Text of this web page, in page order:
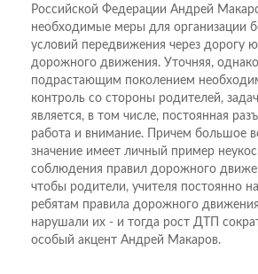
Российской Федерации Андрей
необходимые меры для организации
условий передвижения через дорогу
дорожного движения. Уточняя,
подрастающим поколением
контроль со стороны родителей,
является, в том числе, постоянная
работа и внимание. Причем большое
значение имеет личный пример
соблюдения правил дорожного
чтобы родители, учителя постоянно
ребятам правила дорожного
нарушали их - и тогда рост ДТП
особый акцент Андрей Макаров.